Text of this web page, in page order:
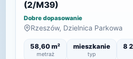
(2/M39)
Dobre dopasowanie
Rzeszów, Dzielnica Parkowa
58,60 m²
metraż
mieszkanie
typ
8